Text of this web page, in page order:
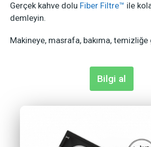
Gerçek kahve dolu Fiber Filtre™ ile
demleyin.
Makineye, masrafa, bakıma, temizliğe
Bilgi al